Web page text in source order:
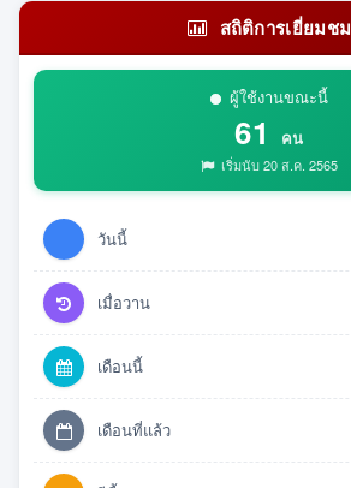
สถิติการเยี่ยมชม
ผู้ใช้งานขณะนี้
61 คน
เริ่มนับ 20 ส.ค. 2565
วันนี้
เมื่อวาน
เดือนนี้
เดือนที่แล้ว